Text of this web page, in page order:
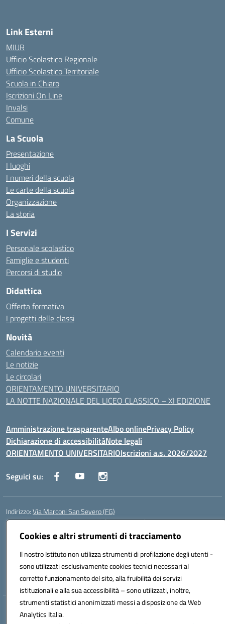
Cookies e altri strumenti di tracciamento
Il nostro Istituto non utilizza strumenti di profilazione degli utenti -
sono utilizzati esclusivamente cookies tecnici necessari al
corretto funzionamento del sito, alla fruibilità dei servizi
istituzionali e alla sua accessibilità – sono utilizzati, inoltre,
strumenti statistici anonimizzati messi a disposizione da Web
Analytics Italia.
Link Esterni
MIUR
Ufficio Scolastico Regionale
Ufficio Scolastico Territoriale
Scuola in Chiaro
Iscrizioni On Line
Invalsi
Comune
La Scuola
Presentazione
I luoghi
I numeri della scuola
Le carte della scuola
Organizzazione
La storia
I Servizi
Personale scolastico
Famiglie e studenti
Percorsi di studio
Didattica
Offerta formativa
I progetti delle classi
Novità
Calendario eventi
Le notizie
Le circolari
ORIENTAMENTO UNIVERSITARIO
LA NOTTE NAZIONALE DEL LICEO CLASSICO – XI EDIZIONE
Amministrazione trasparenteAlbo onlinePrivacy Policy
Dichiarazione di accessibilitàNote legali
ORIENTAMENTO UNIVERSITARIOIscrizioni a.s. 2026/2027
Seguici su:
Indirizzo:Via Marconi San Severo (FG)
Centralino:0882 331218 Email:fgps210002@istruzione.it
Posta elettronica certificata (PEC):fgps210002@pec.istruzione.it
Codice fiscale: 93071630714
Codice meccanografico:
FGPS210002
Codice unico di fatturazione (CUF): UF7W9K
Hosting & Powered by 3D Solution S.r.l.
Concept & Design by Designers Italia